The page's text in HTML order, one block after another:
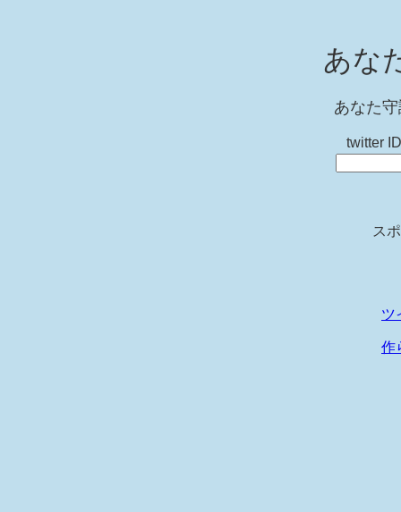
あな
あなた
twitter
ス
ツ
作